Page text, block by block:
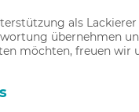
als Lackierer
übernehmen
möchten, freuen wir